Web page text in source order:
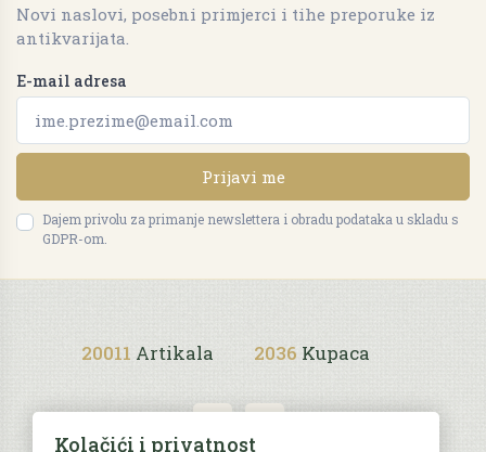
Novi naslovi, posebni primjerci i tihe preporuke iz
antikvarijata.
E-mail adresa
Prijavi me
Dajem privolu za primanje newslettera i obradu podataka u skladu s
GDPR-om.
20011 Artikala 2036 Kupaca
Kolačići i privatnost